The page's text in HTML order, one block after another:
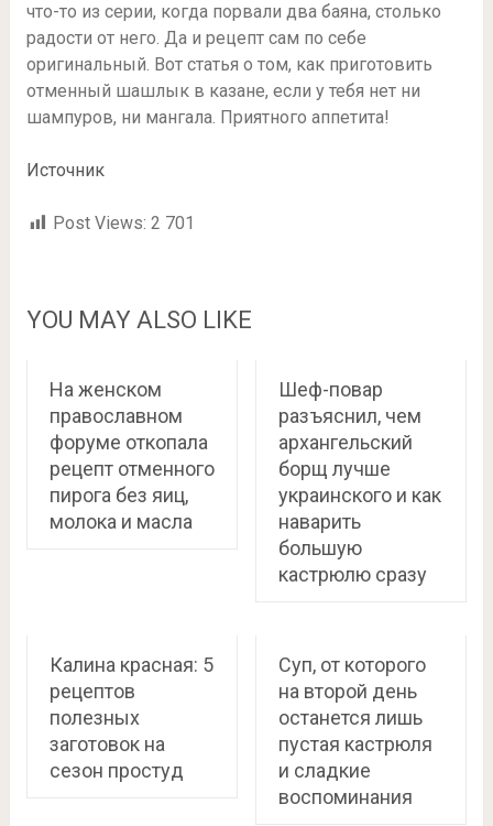
что-то из серии, когда порвали два баяна, столько
радости от него. Да и рецепт сам по себе
оригинальный. Вот статья о том, как приготовить
отменный шашлык в казане, если у тебя нет ни
шампуров, ни мангала. Приятного аппетита!
Источник
Post Views: 2 701
YOU MAY ALSO LIKE
На женском
православном
форуме откопала
рецепт отменного
пирога без яиц,
молока и масла
Шеф-повар
разъяснил, чем
архангельский
борщ лучше
украинского и как
наварить
большую
кастрюлю сразу
Калина красная: 5
рецептов
полезных
заготовок на
сезон простуд
Суп, от которого
на второй день
останется лишь
пустая кастрюля
и сладкие
воспоминания